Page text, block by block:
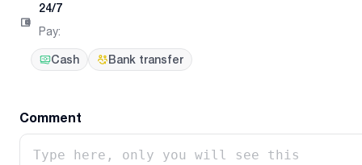
24/7
Pay:
Cash Bank transfer
Comment